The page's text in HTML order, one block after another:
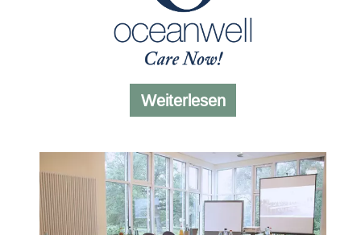
WeiterlesenKosmetikprodukte
von